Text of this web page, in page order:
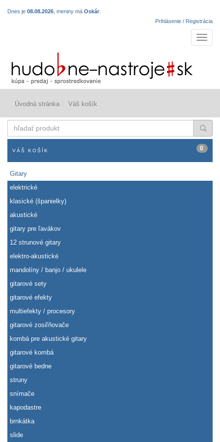
Dnes je 08.08.2026 , meniny má Oskár
Prihlásenie / Registrácia
Úvodná stránka Váš košík
produkt
VÁŠ KOŠÍK 0
Gitary
elektrické
klasické (španielky)
akustické
gitary pre ľavákov
12 strunové gitary
elektro-akustické
mandolíny / banjo / ukulele
gitarové sety
gitarové efekty
multiefekty / procesory
gitarové zosiľňovače
kombá pre akustické gitary
gitarové kombá
gitarové bedne
struny
snímače
kapodastre
brnkátka
slide